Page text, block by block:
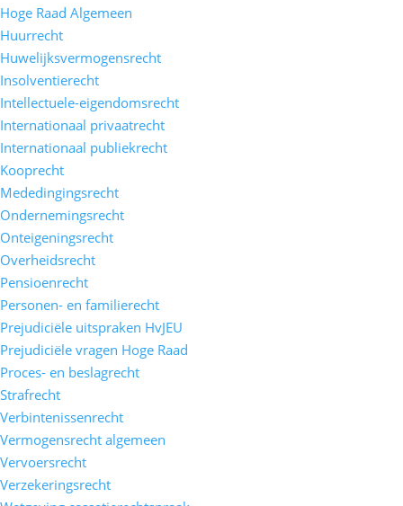
Hoge Raad Algemeen
Huurrecht
Huwelijksvermogensrecht
Insolventierecht
Intellectuele-eigendomsrecht
Internationaal privaatrecht
Internationaal publiekrecht
Kooprecht
Mededingingsrecht
Ondernemingsrecht
Onteigeningsrecht
Overheidsrecht
Pensioenrecht
Personen- en familierecht
Prejudiciële uitspraken HvJEU
Prejudiciële vragen Hoge Raad
Proces- en beslagrecht
Strafrecht
Verbintenissenrecht
Vermogensrecht algemeen
Vervoersrecht
Verzekeringsrecht